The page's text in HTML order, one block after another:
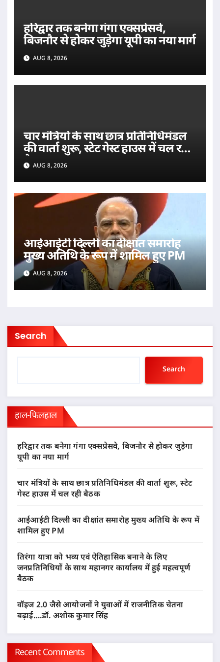
हरिद्वार तक बनेगा गंगा एक्सप्रेसवे,
बिजनौर से होकर जुड़ेगा यूपी का नया मार्ग
AUG 8, 2026
चार मंत्रियों के साथ छात्र प्रतिनिधिमंडल
की वार्ता शुरू, स्टेट गेस्ट हाउस में चल रही
बैठक
AUG 8, 2026
आईआईटी दिल्ली का दीक्षांत समारोह
मुख्य अतिथि के रूप में शामिल हुए PM
AUG 8, 2026
Search
Search
हाल-फिलहाल
हरिद्वार तक बनेगा गंगा एक्सप्रेसवे, बिजनौर से होकर जुड़ेगा
यूपी का नया मार्ग
चार मंत्रियों के साथ छात्र प्रतिनिधिमंडल की वार्ता शुरू, स्टेट
गेस्ट हाउस में चल रही बैठक
आईआईटी दिल्ली का दीक्षांत समारोह मुख्य अतिथि के रूप में
शामिल हुए PM
तिरंगा यात्रा को भव्य एवं ऐतिहासिक बनाने के लिए
जनप्रतिनिधियों के साथ महानगर कार्यालय में हुई महत्वपूर्ण
बैठक
वॉइज 2.0 जैसे आयोजनों ने युवाओं में राजनीतिक चेतना
बढ़ाई….डॉ. अशोक कुमार सिंह
Recent Comments